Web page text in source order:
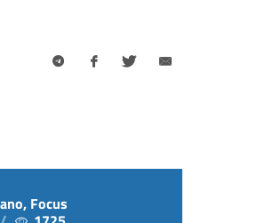
Focus